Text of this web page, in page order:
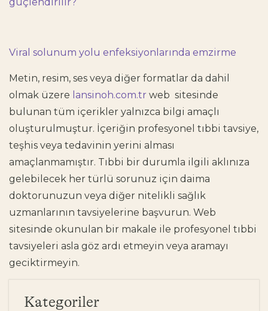
Viral solunum yolu enfeksiyonlarında emzirme
Metin, resim, ses veya diğer formatlar da dahil
olmak üzere lansinoh.com.tr web sitesinde
bulunan tüm içerikler yalnızca bilgi amaçlı
oluşturulmuştur. İçeriğin profesyonel tıbbi tavsiye,
teşhis veya tedavinin yerini alması
amaçlanmamıştır. Tıbbi bir durumla ilgili aklınıza
gelebilecek her türlü sorunuz için daima
doktorunuzun veya diğer nitelikli sağlık
uzmanlarının tavsiyelerine başvurun. Web
sitesinde okunulan bir makale ile profesyonel tıbbi
tavsiyeleri asla göz ardı etmeyin veya aramayı
geciktirmeyin.
Kategoriler